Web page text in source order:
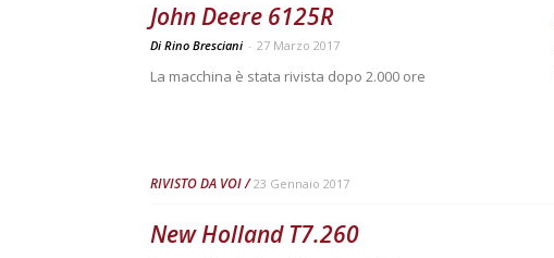
John Deere 6125R
Di Rino Bresciani - 27 Marzo 2017
La macchina è stata rivista dopo 2.000 ore
RIVISTO DA VOI 23 Gennaio 2017
New Holland T7.260